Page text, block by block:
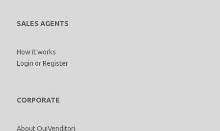
SALES AGENTS
How it works
Login orRegister
CORPORATE
About QuiVenditori